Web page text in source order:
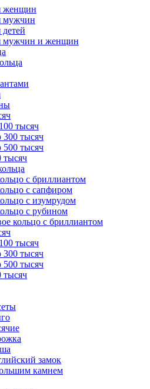
женщин
мужчин
детей
мужчин и женщин
тысяч
300 тысяч
500 тысяч
тысяч
с бриллиантом
с сапфиром
с изумрудом
с рубином
кольцо с бриллиантом
тысяч
300 тысяч
500 тысяч
тысяч
замок
камнем